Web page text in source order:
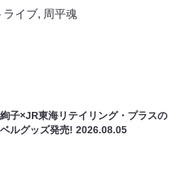
ライブ, 周平魂
子×JR東海リテイリング・プラスの
ベルグッズ発売!2026.08.05